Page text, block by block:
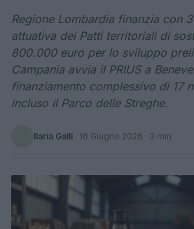
Regione Lombardia finanzia con
attuativa dei Patti territoriali di
800.000 euro per lo sviluppo
Campania avvia il PRIUS a
finanziamento complessivo di 17
incluso il Parco delle Streghe.
Ilaria Galli · 16 Giugno 2026 · 3 min